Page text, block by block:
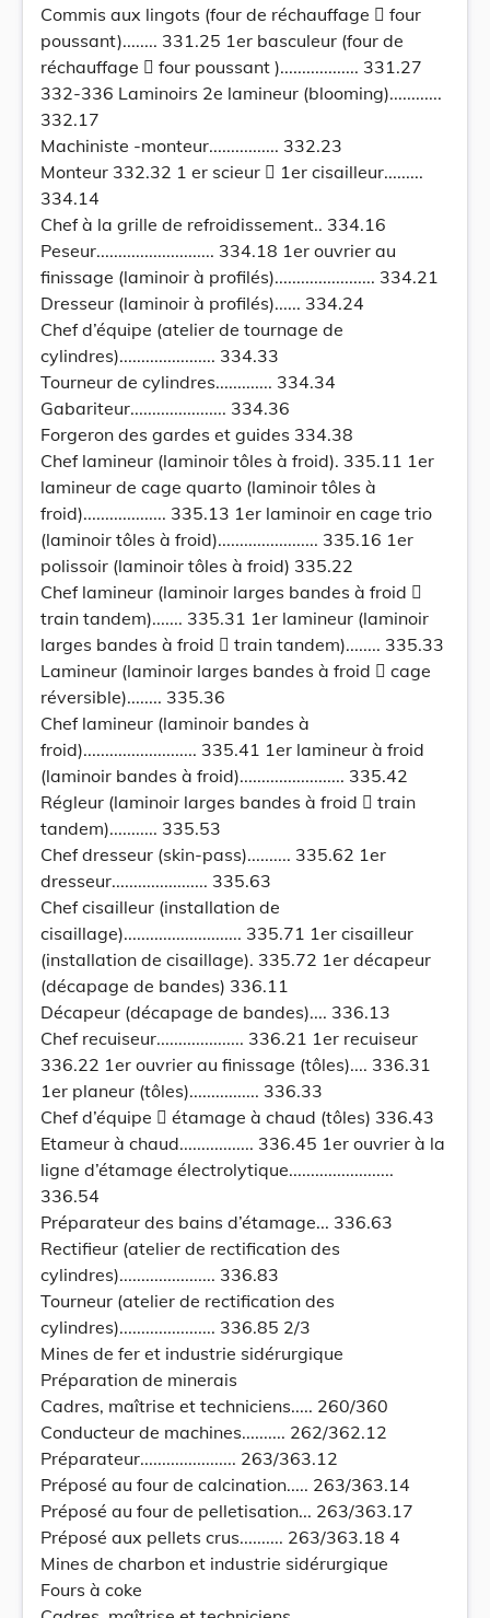
Commis aux lingots (four de réchauffage  four
poussant)........ 331.25 1er basculeur (four de
réchauffage  four poussant ).................. 331.27
332-336 Laminoirs 2e lamineur (blooming)............
332.17
Machiniste -monteur................ 332.23
Monteur 332.32 1 er scieur  1er cisailleur.........
334.14
Chef à la grille de refroidissement.. 334.16
Peseur........................... 334.18 1er ouvrier au
finissage (laminoir à profilés)....................... 334.21
Dresseur (laminoir à profilés)...... 334.24
Chef d’équipe (atelier de tournage de
cylindres)...................... 334.33
Tourneur de cylindres............. 334.34
Gabariteur...................... 334.36
Forgeron des gardes et guides 334.38
Chef lamineur (laminoir tôles à froid). 335.11 1er
lamineur de cage quarto (laminoir tôles à
froid)................... 335.13 1er laminoir en cage trio
(laminoir tôles à froid)....................... 335.16 1er
polissoir (laminoir tôles à froid) 335.22
Chef lamineur (laminoir larges bandes à froid 
train tandem)....... 335.31 1er lamineur (laminoir
larges bandes à froid  train tandem)........ 335.33
Lamineur (laminoir larges bandes à froid  cage
réversible)........ 335.36
Chef lamineur (laminoir bandes à
froid).......................... 335.41 1er lamineur à froid
(laminoir bandes à froid)........................ 335.42
Régleur (laminoir larges bandes à froid  train
tandem)........... 335.53
Chef dresseur (skin-pass).......... 335.62 1er
dresseur...................... 335.63
Chef cisailleur (installation de
cisaillage)........................... 335.71 1er cisailleur
(installation de cisaillage). 335.72 1er décapeur
(décapage de bandes) 336.11
Décapeur (décapage de bandes).... 336.13
Chef recuiseur.................... 336.21 1er recuiseur
336.22 1er ouvrier au finissage (tôles).... 336.31
1er planeur (tôles)................ 336.33
Chef d’équipe  étamage à chaud (tôles) 336.43
Etameur à chaud................. 336.45 1er ouvrier à la
ligne d’étamage électrolytique........................
336.54
Préparateur des bains d’étamage... 336.63
Rectifieur (atelier de rectification des
cylindres)...................... 336.83
Tourneur (atelier de rectification des
cylindres)...................... 336.85 2/3
Mines de fer et industrie sidérurgique
Préparation de minerais
Cadres, maîtrise et techniciens..... 260/360
Conducteur de machines.......... 262/362.12
Préparateur...................... 263/363.12
Préposé au four de calcination..... 263/363.14
Préposé au four de pelletisation... 263/363.17
Préposé aux pellets crus.......... 263/363.18 4
Mines de charbon et industrie sidérurgique
Fours à coke